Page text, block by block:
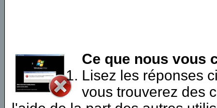
Ce que nous vous
Lisez les réponses
vous trouverez des